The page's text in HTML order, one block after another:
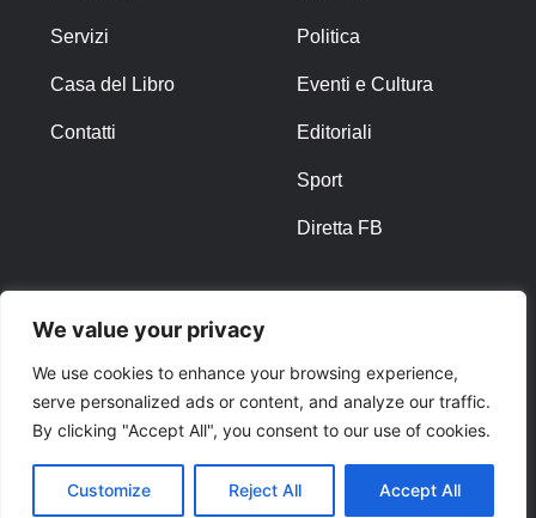
We value your privacy
We use cookies to enhance your browsing experience,
serve personalized ads or content, and analyze our traffic.
By clicking "Accept All", you consent to our use of cookies.
Customize Reject All Accept All
Servizi
Casa del Libro
Contatti
Politica
Eventi e Cultura
Editoriali
Sport
Diretta FB
Privacy Policy